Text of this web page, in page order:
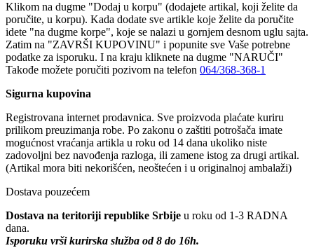
Klikom na dugme "Dodaj u korpu" (dodajete artikal, koji želite da
poručite, u korpu). Kada dodate sve artikle koje želite da poručite
idete "na dugme korpe", koje se nalazi u gornjem desnom uglu sajta.
Zatim na "ZAVRŠI KUPOVINU" i popunite sve Vaše potrebne
podatke za isporuku. I na kraju kliknete na dugme "NARUČI"
Takođe možete poručiti pozivom na telefon 064/368-368-1
Sigurna kupovina
Registrovana internet prodavnica. Sve proizvoda plaćate kuriru
prilikom preuzimanja robe. Po zakonu o zaštiti potrošača imate
mogućnost vraćanja artikla u roku od 14 dana ukoliko niste
zadovoljni bez navođenja razloga, ili zamene istog za drugi artikal.
(Artikal mora biti nekorišćen, neoštećen i u originalnoj ambalaži)
Dostava pouzećem
Dostava na teritoriji republike Srbije u roku od 1-3 RADNA
dana.
Isporuku vrši kurirska služba od 8 do 16h.